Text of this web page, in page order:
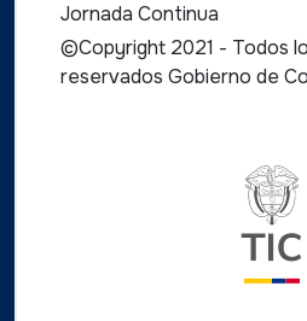
Jornada Continua
©Copyright 2021 - Todos
reservados Gobierno de